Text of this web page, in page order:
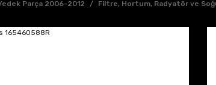
Parça 2006-2012 Filtre, Hortum, Radyatör ve